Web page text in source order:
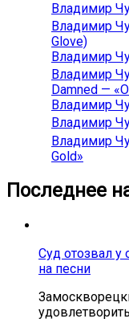
Владимир
Владимир
Glove)
Владимир
Владимир
Damned —
Владимир
Владимир
Владимир
Gold»
Последнее
Суд отозвал у
на песни